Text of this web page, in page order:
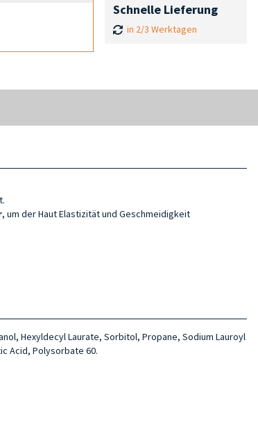
Schnelle Lieferung
in 2/3 Werktagen
, um der Haut Elastizität und Geschmeidigkeit
Hexyldecyl Laurate, Sorbitol, Propane, Sodium Lauroyl
Acid, Polysorbate 60.